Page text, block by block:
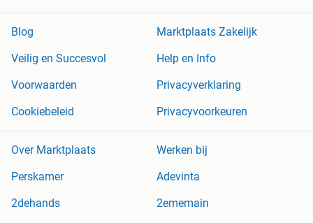
Blog
Marktplaats Zakelijk
Veilig en Succesvol
Help en Info
Voorwaarden
Privacyverklaring
Cookiebeleid
Privacyvoorkeuren
Over Marktplaats
Werken bij
Perskamer
Adevinta
2dehands
2ememain